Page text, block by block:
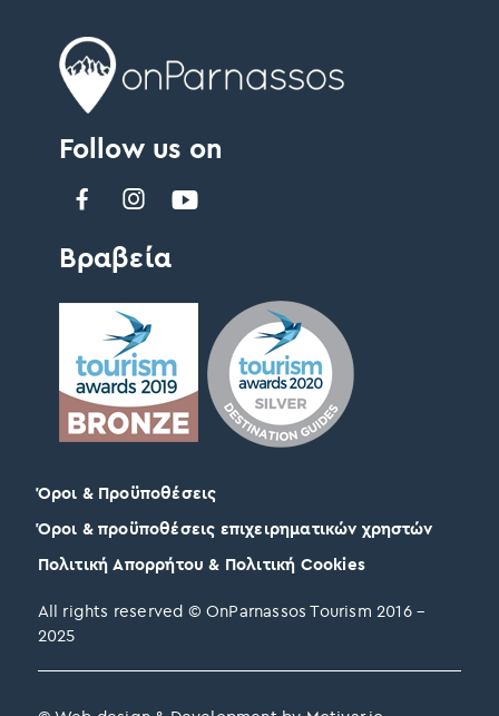
Follow us on
Βραβεία
All rights reserved © OnParnassos Tourism 2016 –
2025
Όροι & Προϋποθέσεις
Όροι & προϋποθέσεις επιχειρηματικών χρηστών
Πολιτική Απορρήτου & Πολιτική Cookies